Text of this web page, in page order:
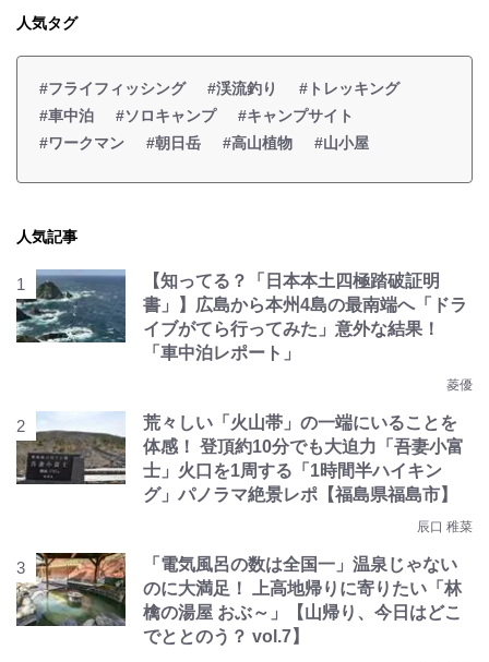
人気タグ
#フライフィッシング #渓流釣り
#トレッキング
#車中泊
#ソロキャンプ
#キャンプサイト
#ワークマン
#朝日岳 #高山植物 #山小屋
人気記事
【知ってる？「日本本土四極踏破証明
書」】広島から本州4島の最南端へ「ドラ
イブがてら行ってみた」意外な結果！
「車中泊レポート」
菱優
荒々しい「火山帯」の一端にいることを
体感！ 登頂約10分でも大迫力「吾妻小富
士」火口を1周する「1時間半ハイキン
グ」パノラマ絶景レポ【福島県福島市】
辰口 稚菜
「電気風呂の数は全国一」温泉じゃない
のに大満足！ 上高地帰りに寄りたい「林
檎の湯屋 おぶ～」【山帰り、今日はどこ
でととのう？ vol.7】